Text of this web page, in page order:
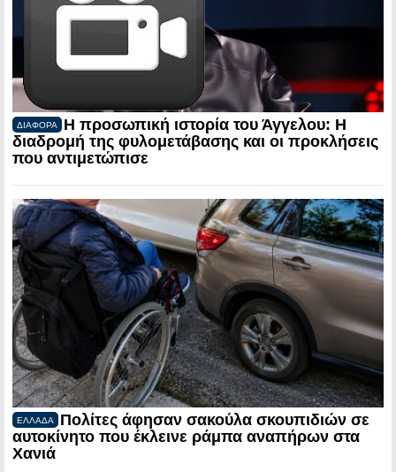
ΔΙΑΦΟΡΑ
Η προσωπική ιστορία του Άγγελου: Η
διαδρομή της φυλομετάβασης και οι προκλήσεις
που αντιμετώπισε
ΕΛΛΑΔΑ
Πολίτες άφησαν σακούλα σκουπιδιών σε
αυτοκίνητο που έκλεινε ράμπα αναπήρων στα
Χανιά